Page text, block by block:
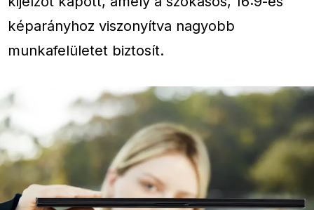
képarányhoz viszonyítva nagyobb
munkafelületet biztosít.